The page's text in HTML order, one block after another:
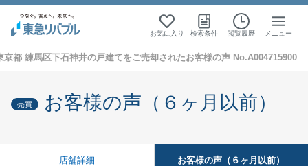
お気に入り 検索条件 閲覧履歴 メニュー
京都 練馬区下石神井の戸建てをご売却されたお客様の声 No.A004715900
売買 お客様の声（６ヶ月以前）
店舗詳細 お客様の声（６ヶ月以前）